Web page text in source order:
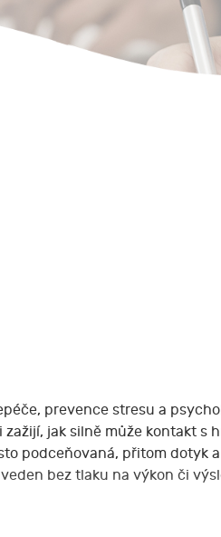
prevence stresu a
jak silně může kontakt s
podceňovaná, přitom dotyk
bez tlaku na výkon či